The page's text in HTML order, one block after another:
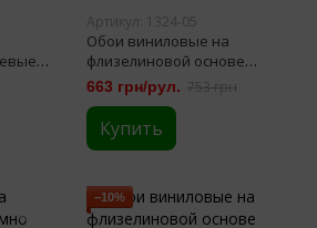
Артикул: 1324-05
Обои виниловые на
флизелиновой основе
Зеленые Славянские обои
В119 Elegance 1,06м х 10,05м
(1324-05)
663 грн/рул. 753 грн
Купить
−10%